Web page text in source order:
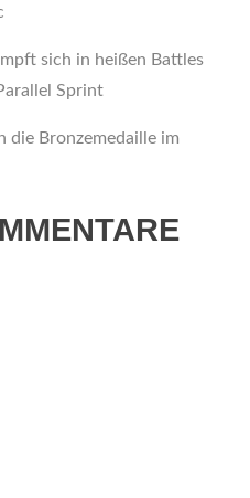
sich in heißen Battles
Sprint
die Bronzemedaille im